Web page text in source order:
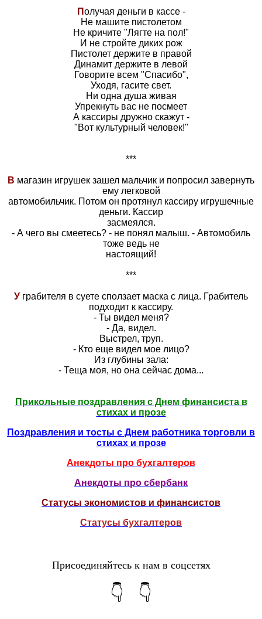
Получая деньги в кассе -
Не машите пистолетом
Не кричите "Лягте на пол!"
И не стройте диких рож
Пистолет держите в правой
Динамит держите в левой
Говорите всем "Спасибо",
Уходя, гасите свет.
Ни одна душа живая
Упрекнуть вас не посмеет
А кассиры дружно скажут -
"Вот культурный человек!"
***
В магазин игрушек зашел мальчик и попросил завернуть
ему легковой
автомобильчик. Потом он протянул кассиру игрушечные
деньги. Кассир
засмеялся.
- А чего вы смеетесь? - не понял малыш. - Автомобиль
тоже ведь не
настоящий!
***
У грабителя в суете сползает маска с лица. Грабитель
подходит к кассиру.
- Ты видел меня?
- Да, видел.
Выстрел, труп.
- Кто еще видел мое лицо?
Из глубины зала:
- Теща моя, но она сейчас дома...
Прикольные поздравления с Днем финансиста в
стихах и прозе
Поздравления и тосты с Днем работника торговли в
стихах и прозе
Анекдоты про бухгалтеров
Анекдоты про сбербанк
Статусы экономистов и финансистов
Статусы бухгалтеров
Присоединяйтесь к нам в соцсетях
👇 👇